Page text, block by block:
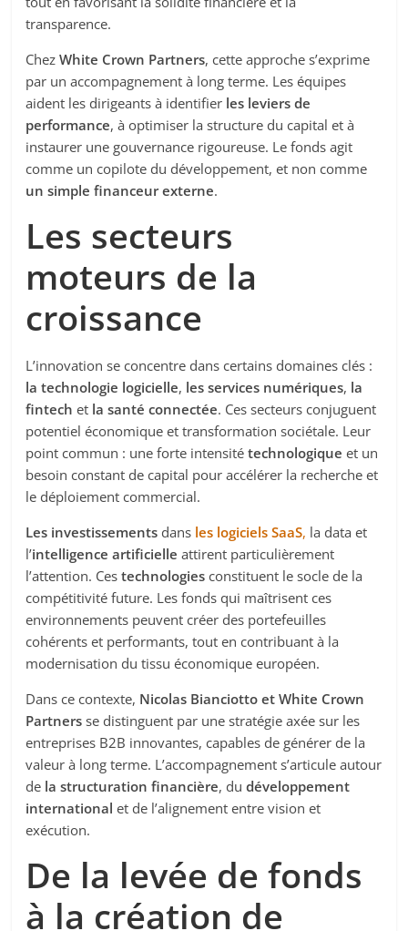
transparence.
ChezWhite Crown Partners, cette approche s’exprime
par un accompagnement à long terme. Les équipes
aident les dirigeants à identifier les leviers de
performance, à optimiser la structure du capital et à
instaurer une gouvernance rigoureuse. Le fonds agit
comme un copilote du développement, et non comme
un simple financeur externe.
Les secteurs
moteurs de la
croissance
L’innovation se concentre dans certains domaines clés :
la technologie logicielle, les services numériques, la
fintech et la santé connectée. Ces secteurs conjuguent
potentiel économique et transformation sociétale. Leur
point commun : une forte intensitétechnologique et un
besoin constant de capital pour accélérer la recherche et
le déploiement commercial.
Les investissements dans les logiciels SaaS, la data et
l’intelligence artificielle attirent particulièrement
l’attention. Cestechnologies constituent le socle de la
compétitivité future. Les fonds qui maîtrisent ces
environnements peuvent créer des portefeuilles
cohérents et performants, tout en contribuant à la
modernisation du tissu économique européen.
Dans ce contexte, Nicolas Bianciotto et White Crown
Partners se distinguent par une stratégie axée sur les
entreprises B2B innovantes, capables de générer de la
valeur à long terme. L’accompagnement s’articule autour
de la structuration financière, dudéveloppement
international et de l’alignement entre vision et
exécution.
De la levée de fonds
à la création de